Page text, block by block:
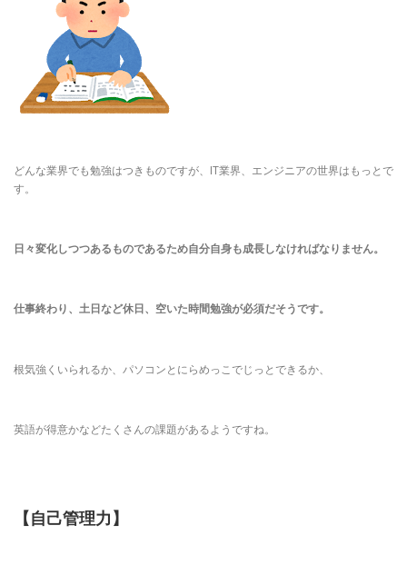
どんな業界でも勉強はつきものですが、IT業界、エンジニアの世界はもっとで
す。
日々変化しつつあるものであるため自分自身も成長しなければなりません。
仕事終わり、土日など休日、空いた時間勉強が必須だそうです。
根気強くいられるか、パソコンとにらめっこでじっとできるか、
英語が得意かなどたくさんの課題があるようですね。
【自己管理力】